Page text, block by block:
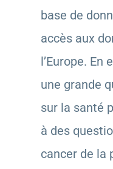
base de
accès aux
l’Europe. En
une grande
sur la santé
à des
cancer de la